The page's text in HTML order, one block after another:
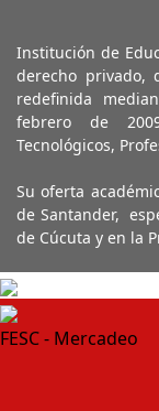
Institución de
derecho
redefinida
febrero de
Tecnológicos,
Su oferta
de Santander,
de Cúcuta y en la
FESC - Mercadeo